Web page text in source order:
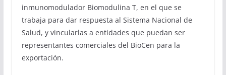
inmunomodulador Biomodulina T, en el que se
trabaja para dar respuesta al Sistema Nacional de
Salud, y vincularlas a entidades que puedan ser
representantes comerciales del BioCen para la
exportación.